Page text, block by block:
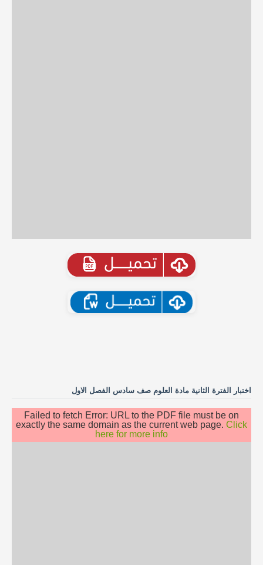
اختبار الفترة الثانية مادة العلوم صف سادس الفصل الاول
Failed to fetch Error: URL to the PDF file must be on
exactly the same domain as the current web page. Click
here for more info